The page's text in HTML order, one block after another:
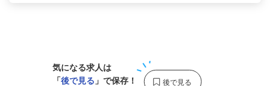
気になる求人は
「後で見る 」で保存！